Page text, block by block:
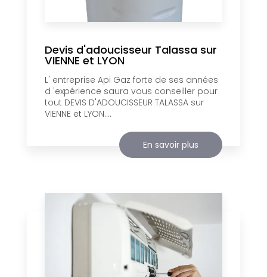
Devis d'adoucisseur Talassa sur
VIENNE et LYON
L' entreprise Api Gaz forte de ses années
d 'expérience saura vous conseiller pour
tout DEVIS D'ADOUCISSEUR TALASSA sur
VIENNE et LYON....
En savoir plus